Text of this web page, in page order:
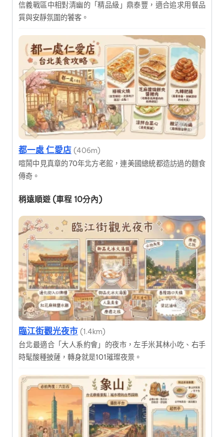
信義戰區中相對清幽的「精品級」鼎泰豐，適合追求用餐品
質與安靜氛圍的饕客。
都一處 仁愛店 (406m)
喧鬧中見真章的70年北方老館，連美國總統都造訪過的麵食
傳奇。
稍遠順遊 (車程 10分內)
臨江街觀光夜市 (1.4km)
台北最適合「大人系約會」的夜市，左手米其林小吃、右手
時髦酸種披薩，轉身就是101璀璨夜景。